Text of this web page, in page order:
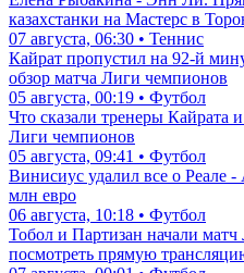
казахстанки на Мастерс в
07 августа, 06:30 • Теннис
Кайрат пропустил на 92-й
обзор матча Лиги чемпионов
05 августа, 00:19 • Футбол
Что сказали тренеры Кайрата
Лиги чемпионов
05 августа, 09:41 • Футбол
Винисиус удалил все о Реале -
млн евро
06 августа, 10:18 • Футбол
Тобол и Партизан начали
посмотреть прямую